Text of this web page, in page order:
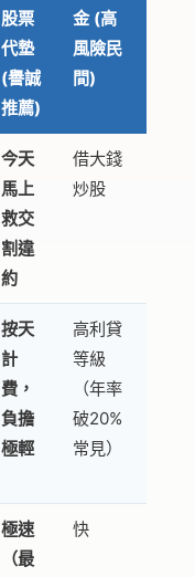
股票
代墊
(譽誠
推薦)
金 (高
風險民
間)
今天
馬上
救交
割違
約
借大錢
炒股
按天
計
費，
負擔
極輕
高利貸
等級
（年率
破20%
常見）
極速
（最
快